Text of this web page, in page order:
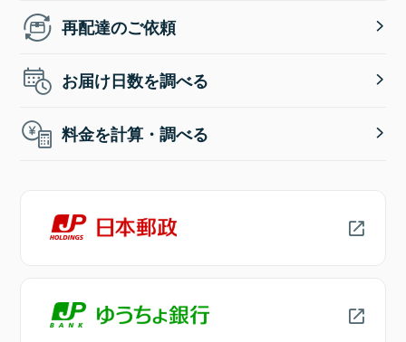
再配達のご依頼
お届け日数を調べる
料金を計算・調べる